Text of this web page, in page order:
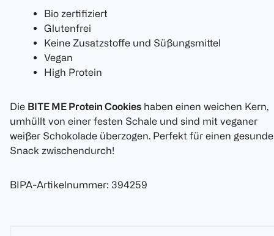
Bio zertifiziert
Glutenfrei
Keine Zusatzstoffe und Süßungsmittel
Vegan
High Protein
Die BITE ME Protein Cookies haben einen weichen Kern,
umhüllt von einer festen Schale und sind mit veganer
weißer Schokolade überzogen. Perfekt für einen
Snack zwischendurch!
BIPA-Artikelnummer: 394259